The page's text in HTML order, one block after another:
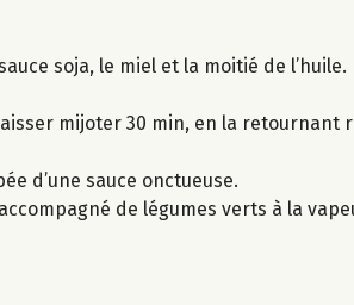
soja, le miel et la moitié de l’huile.
mijoter 30 min, en la retournant
d’une sauce onctueuse.
de légumes verts à la